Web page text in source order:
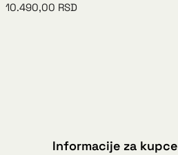
10.490,00 RSD
Informacije za kupce